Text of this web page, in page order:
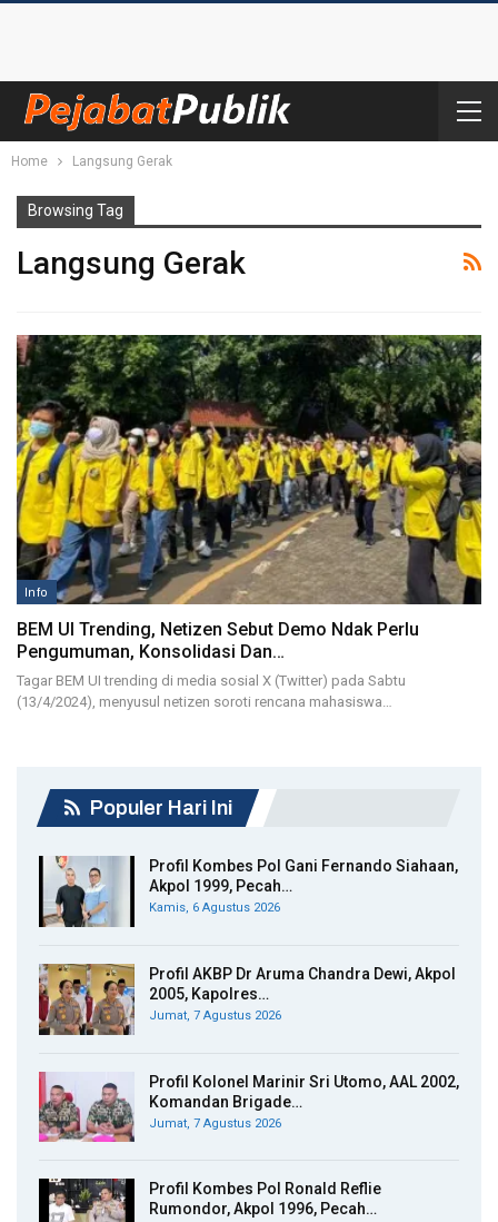
Home Langsung Gerak
Browsing Tag
Langsung Gerak
Info
BEM UI Trending, Netizen Sebut Demo Ndak Perlu
Pengumuman, Konsolidasi Dan…
Tagar BEM UI trending di media sosial X (Twitter) pada Sabtu
(13/4/2024), menyusul netizen soroti rencana mahasiswa…
Populer Hari Ini
Profil Kombes Pol Gani Fernando Siahaan,
Akpol 1999, Pecah…
Kamis, 6 Agustus 2026
Profil AKBP Dr Aruma Chandra Dewi, Akpol
2005, Kapolres…
Jumat, 7 Agustus 2026
Profil Kolonel Marinir Sri Utomo, AAL 2002,
Komandan Brigade…
Jumat, 7 Agustus 2026
Profil Kombes Pol Ronald Reflie
Rumondor, Akpol 1996, Pecah…